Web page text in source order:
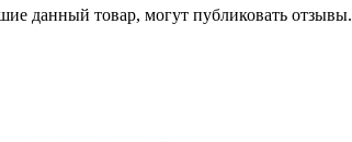
данный товар, могут публиковать отзывы.